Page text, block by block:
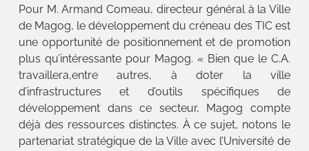
Pour M. Armand Comeau, directeur général à la Ville
de Magog, le développement du créneau des TIC est
une opportunité de positionnement et de promotion
plus qu’intéressante pour Magog. « Bien que le C.A.
travaillera,entre autres, à doter la ville
d’infrastructures et d’outils spécifiques de
développement dans ce secteur, Magog compte
déjà des ressources distinctes. À ce sujet, notons le
partenariat stratégique de la Ville avec l’Université de